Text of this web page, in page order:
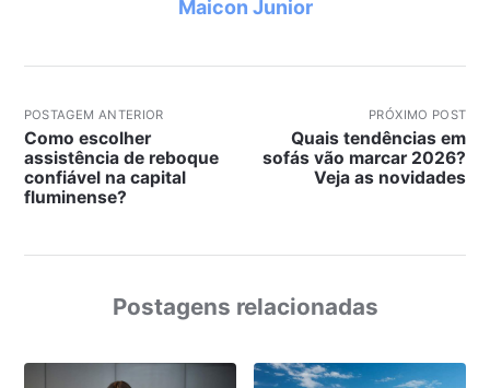
Maicon Junior
POSTAGEM ANTERIOR
Como escolher
assistência de reboque
confiável na capital
fluminense?
PRÓXIMO POST
Quais tendências em
sofás vão marcar 2026?
Veja as novidades
Postagens relacionadas